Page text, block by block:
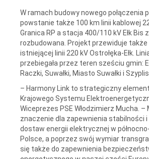
W ramach budowy nowego połączenia
powstanie także 100 km linii kablowej
Granica RP a stacja 400/110 kV Ełk Bis
rozbudowana. Projekt przewiduje
istniejącej linii 220 kV Ostrołęka-Ełk.
przebiegała przez teren sześciu gmin:
Raczki, Suwałki, Miasto Suwałki i
– Harmony Link to strategiczny
Krajowego Systemu
Wiceprezes PSE Włodzimierz Mucha. –
znaczenie dla zapewnienia stabilności
dostaw energii elektrycznej w
Polsce, a poprzez swój wymiar
się także do zapewnienia